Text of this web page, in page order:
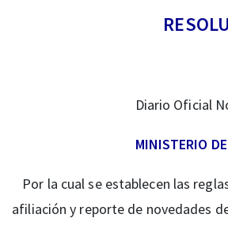
Diario Oficial
MINISTERIO
Por la cual se establecen las
afiliación y reporte de novedades